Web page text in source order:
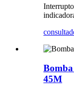
consulta
45M